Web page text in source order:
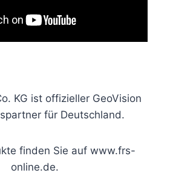
KG ist offizieller GeoVision
für Deutschland.
finden Sie auf www.frs-
online.de.